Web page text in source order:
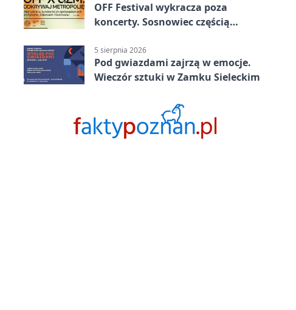
OFF Festival wykracza poza
koncerty. Sosnowiec częścią
5 sierpnia 2026
Pod gwiazdami zajrzą w emocje.
Wieczór sztuki w Zamku Sieleckim